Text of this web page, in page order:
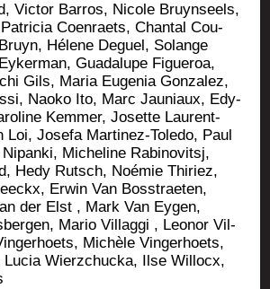
Vic­tor Bar­ros, Nicole Bruyn­seels,
Coen­raets, Chan­tal Cou­
Hélene Deguel, Solange
Gua­da­lupe Figue­roa,
Gils, Maria Euge­nia Gon­za­lez,
Nao­ko Ito, Marc Jau­niaux, Edy­
Kem­mer, Josette Laurent-
Loi, Jose­fa Mar­ti­nez-Tole­do, Paul
Miche­line Rabi­no­vitsj,
Hedy Rutsch, Noé­mie Thi­riez,
Erwin Van Boss­trae­ten,
der Elst , Mark Van Eygen,
Mario Vil­lag­gi , Leo­nor Vil­
Michèle Vin­ge­rhoets,
Lucia Wierz­chu­cka, Ilse Willocx,